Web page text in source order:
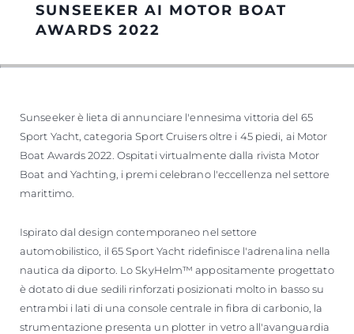
ALGARVE ADVENTURES
SUNSEEKER AI MOTOR BOAT
AWARDS 2022
Sunseeker è lieta di annunciare l'ennesima vittoria del 65
Sport Yacht, categoria Sport Cruisers oltre i 45 piedi, ai Motor
Boat Awards 2022. Ospitati virtualmente dalla rivista Motor
Boat and Yachting, i premi celebrano l'eccellenza nel settore
marittimo.
Ispirato dal design contemporaneo nel settore
automobilistico, il 65 Sport Yacht ridefinisce l'adrenalina nella
nautica da diporto. Lo SkyHelm™ appositamente progettato
è dotato di due sedili rinforzati posizionati molto in basso su
entrambi i lati di una console centrale in fibra di carbonio, la
strumentazione presenta un plotter in vetro all'avanguardia